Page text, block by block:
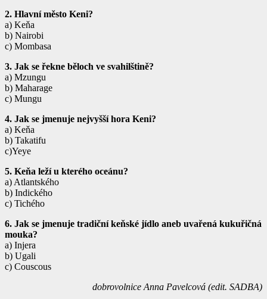
2. Hlavní město Keni?
a) Keňa
b) Nairobi
c) Mombasa
3. Jak se řekne běloch ve svahilštině?
a) Mzungu
b) Maharage
c) Mungu
4. Jak se jmenuje nejvyšší hora Keni?
a) Keňa
b) Takatifu
c)Yeye
5. Keňa leží u kterého oceánu?
a) Atlantského
b) Indického
c) Tichého
6. Jak se jmenuje tradiční keňské jídlo aneb uvařená kukuřičná
mouka?
a) Injera
b) Ugali
c) Couscous
dobrovolnice Anna Pavelcová (edit. SADBA)